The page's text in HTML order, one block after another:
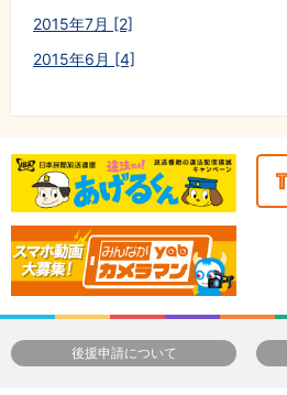
2015年7月 [2]
2015年6月 [4]
後援申請について